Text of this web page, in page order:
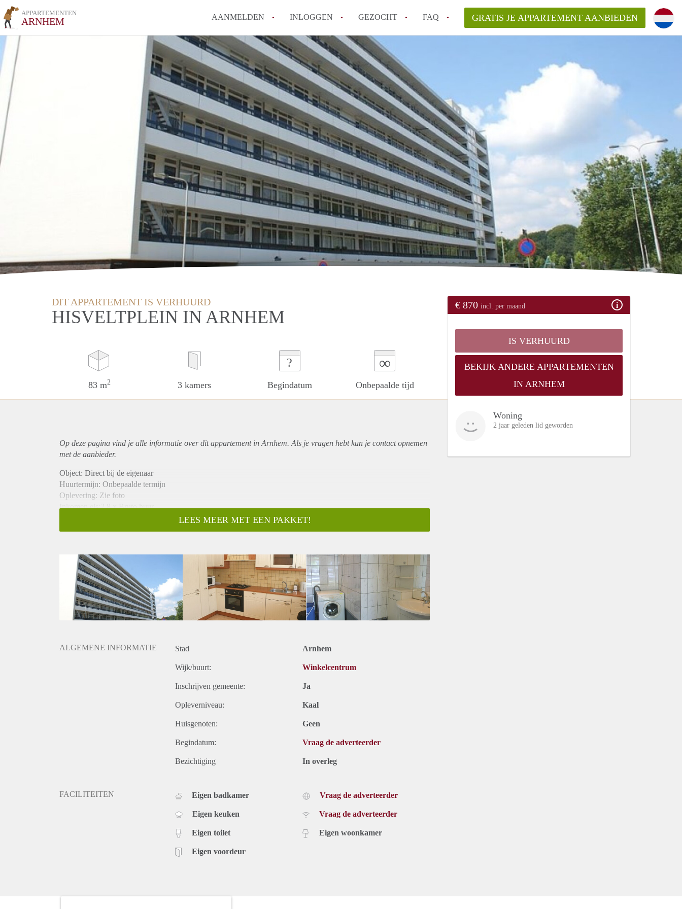
APPARTEMENTEN
ARNHEM AANMELDEN INLOGGEN GEZOCHT FAQ
How to translate AppartementenArnhem!
Wat is AppartementenArnhem?
Hoeveel kost het om te reageren op een Appartement in Arnhem?
Wat is de privacyverklaring van AppartementenArnhem?
Berekent AppartementenArnhem
makelaarsvergoeding/bemiddelingsvergoeding?
Alle veelgestelde vragen
GRATIS JE APPARTEMENT AANBIEDEN
DIT APPARTEMENT IS VERHUURD
HISVELTPLEIN IN ARNHEM
83 m2 3 kamers
?
Begindatum
∞
Onbepaalde tijd
€ 870 incl. per maand
IS VERHUURD
BEKIJK ANDERE APPARTEMENTEN
IN ARNHEM
Woning
2 jaar geleden lid geworden
Op deze pagina vind je alle informatie over ditappartementin Arnhem. Als je vragen hebt kun je contact opnemen
met de aanbieder.
Object: Direct bij de eigenaar
Huurtermijn: Onbepaalde termijn
Oplevering: Zie foto
Inkomen eis:2,8 x Bruto huur
Borg: 1 Maand
Huisdieren toegestaan: Afhankelijk van de Eigenaar
Huurtoeslag grens: Nee
Geschikt voor studenten: Afhankelijk van de Eigenaar
LEES MEER MET EEN PAKKET!
ALGEMENE INFORMATIE Stad Arnhem
Wijk/buurt: Winkelcentrum
Inschrijven gemeente: Ja
Opleverniveau: Kaal
Huisgenoten: Geen
Begindatum: Vraag de adverteerder
Bezichtiging In overleg
FACILITEITEN Eigen badkamer
Eigen keuken
Eigen toilet
Eigen voordeur
Vraag de adverteerder
Vraag de adverteerder
Eigen woonkamer